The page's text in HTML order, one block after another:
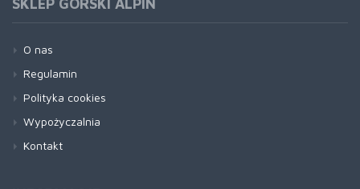
O nas
Regulamin
Polityka cookies
Wypożyczalnia
Kontakt